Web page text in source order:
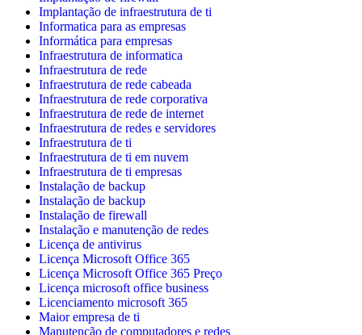
Implantação de infraestrutura de ti
Informatica para as empresas
Informática para empresas
Infraestrutura de informatica
Infraestrutura de rede
Infraestrutura de rede cabeada
Infraestrutura de rede corporativa
Infraestrutura de rede de internet
Infraestrutura de redes e servidores
Infraestrutura de ti
Infraestrutura de ti em nuvem
Infraestrutura de ti empresas
Instalação de backup
Instalação de backup
Instalação de firewall
Instalação e manutenção de redes
Licença de antivirus
Licença Microsoft Office 365
Licença Microsoft Office 365 Preço
Licença microsoft office business
Licenciamento microsoft 365
Maior empresa de ti
Manutenção de computadores e redes